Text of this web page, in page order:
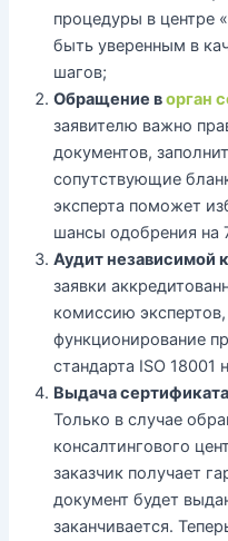
процедуры в центре
быть уверенным в
шагов;
Обращение ворган
заявителю важно
документов,
сопутствующие
эксперта поможет
шансы одобрения на
Аудит независимой
заявки
комиссию экспертов,
функционирование
стандарта ISO 18001
Выдача
Только в случае
консалтингового
заказчик получает
документ будет
заканчивается.